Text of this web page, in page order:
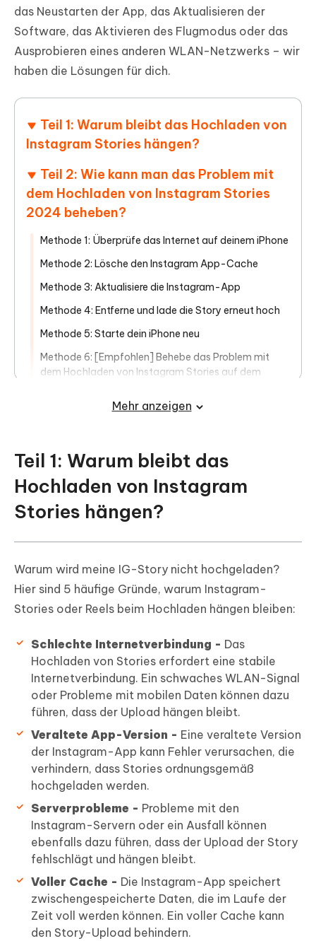
das Neustarten der App, das Aktualisieren der
Software, das Aktivieren des Flugmodus oder das
Ausprobieren eines anderen WLAN-Netzwerks – wir
haben die Lösungen für dich.
Teil 1: Warum bleibt das Hochladen von
Instagram Stories hängen?
Teil 2: Wie kann man das Problem mit
dem Hochladen von Instagram Stories
2024 beheben?
Methode 1: Überprüfe das Internet auf deinem iPhone
Methode 2: Lösche den Instagram App-Cache
Methode 3: Aktualisiere die Instagram-App
Methode 4: Entferne und lade die Story erneut hoch
Methode 5: Starte dein iPhone neu
Methode 6: [Empfohlen] Behebe das Problem mit
dem Hochladen von Instagram Stories auf dem
Mehr anzeigen
Teil 1: Warum bleibt das
Hochladen von Instagram
Stories hängen?
Warum wird meine IG-Story nicht hochgeladen?
Hier sind 5 häufige Gründe, warum Instagram-
Stories oder Reels beim Hochladen hängen bleiben:
Schlechte Internetverbindung - Das
Hochladen von Stories erfordert eine stabile
Internetverbindung. Ein schwaches WLAN-Signal
oder Probleme mit mobilen Daten können dazu
führen, dass der Upload hängen bleibt.
Veraltete App-Version - Eine veraltete Version
der Instagram-App kann Fehler verursachen, die
verhindern, dass Stories ordnungsgemäß
hochgeladen werden.
Serverprobleme - Probleme mit den
Instagram-Servern oder ein Ausfall können
ebenfalls dazu führen, dass der Upload der Story
fehlschlägt und hängen bleibt.
Voller Cache - Die Instagram-App speichert
zwischengespeicherte Daten, die im Laufe der
Zeit voll werden können. Ein voller Cache kann
den Story-Upload behindern.